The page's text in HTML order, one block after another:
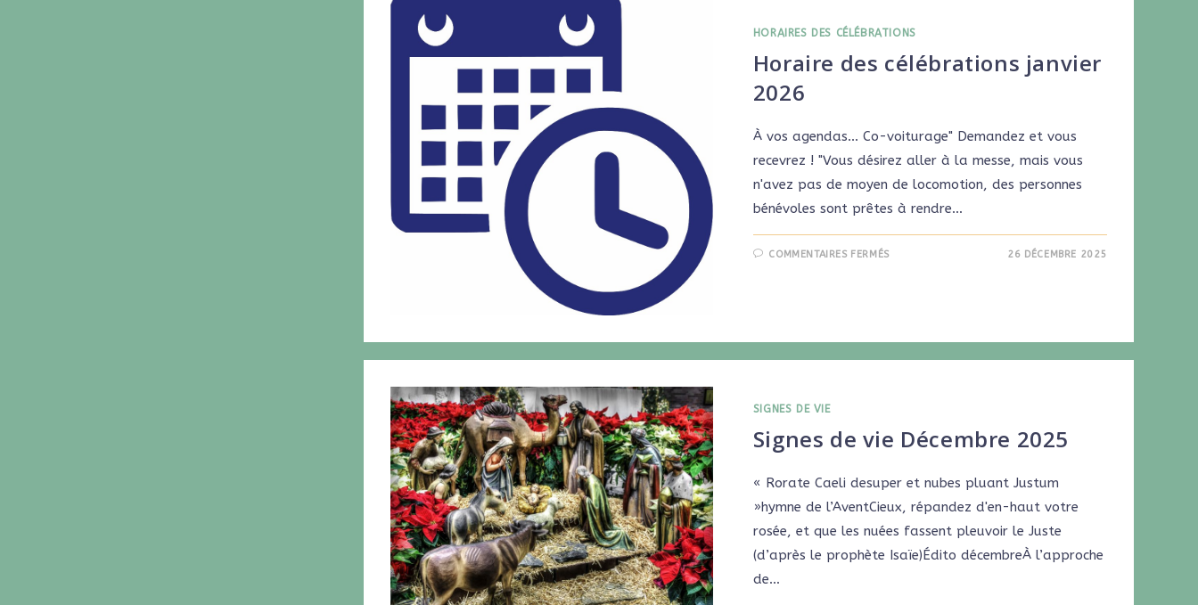
HORAIRES DES CÉLÉBRATIONS
Horaire des célébrations janvier
2026
À vos agendas... Co-voiturage" Demandez et vous
recevrez ! "Vous désirez aller à la messe, mais vous
n'avez pas de moyen de locomotion, des personnes
bénévoles sont prêtes à rendre…
COMMENTAIRES FERMÉS 26 DÉCEMBRE 2025
SIGNES DE VIE
Signes de vie Décembre 2025
« Rorate Caeli desuper et nubes pluant Justum
»hymne de l’AventCieux, répandez d'en-haut votre
rosée, et que les nuées fassent pleuvoir le Juste
(d’après le prophète Isaïe)Édito décembreÀ l’approche
de…